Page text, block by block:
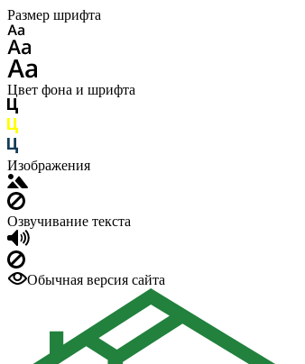
Размер шрифта
Цвет фона и шрифта
Изображения
Озвучивание текста
Обычная версия сайта